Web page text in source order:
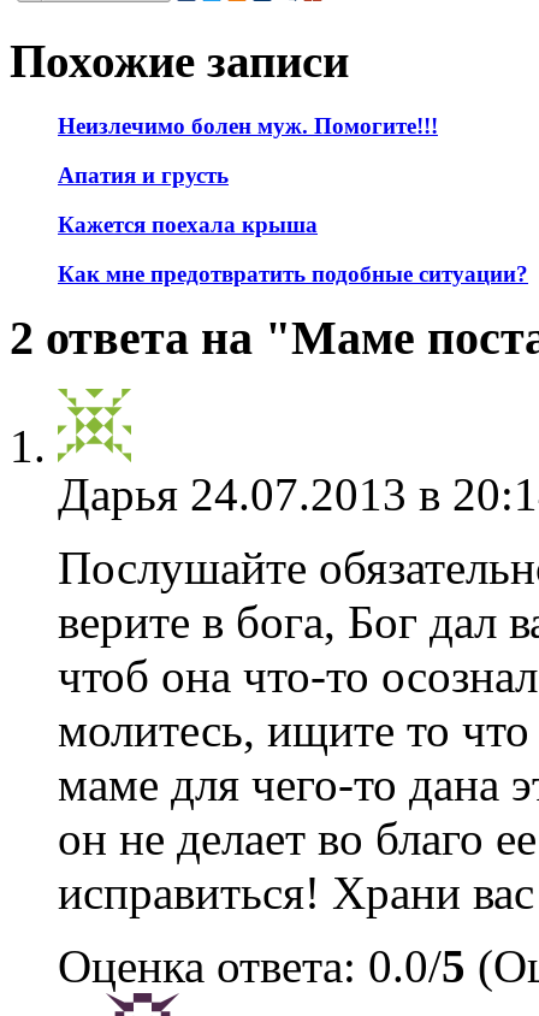
Похожие записи
Неизлечимо болен муж. Помогите!!!
Апатия и грусть
Кажется поехала крыша
Как мне предотвратить подобные ситуации?
2 ответа на "Маме
Дарья 24.07.2013 в
Послушайте
верите в бога, Бог дал
чтоб она что-то
молитесь, ищите то
маме для чего-то дана
он не делает во благо
исправиться! Храни
Оценка ответа: 0.0/5